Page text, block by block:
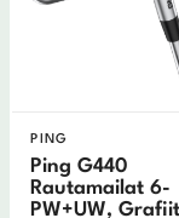
PING
Ping G440
Rautamailat 6-
PW+UW,